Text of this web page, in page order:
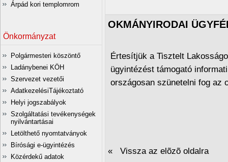
Árpád kori templomrom
Önkormányzat
Polgármesteri köszöntő
Ladánybenei KÖH
Szervezet vezetői
AdatkezelésiTájékoztató
Helyi jogszabályok
Szolgáltatási tevékenységek
nyilvántartásai
Letölthető nyomtatványok
Bírósági e-ügyintézés
Közérdekű adatok
OKMÁNYIRODAI
Értesítjük a Tisztelt
ügyintézést támogató
országosan szünetelni fog az
« Vissza az elõzõ oldalra